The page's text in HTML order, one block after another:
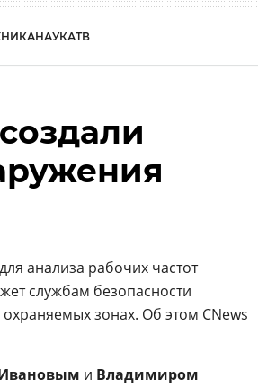
НАУКАТВ
анализа рабочих частот
службам безопасности
охраняемых зонах. Об этом CNews
и Владимиром